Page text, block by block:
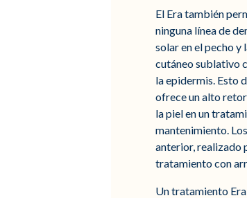
El Era también
ninguna línea de
solar en el pecho y
cutáneo sublativo
la epidermis. Esto
ofrece un alto
la piel en un
mantenimiento.
anterior, realizado
tratamiento con
Un tratamiento